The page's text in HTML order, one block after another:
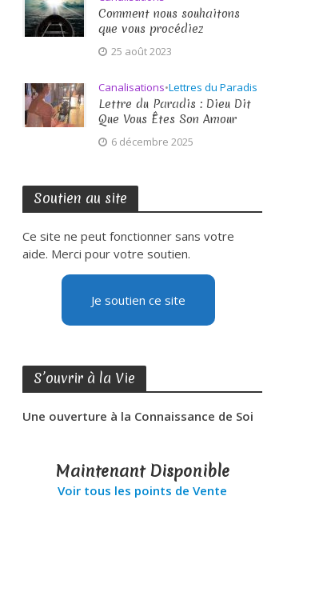
Comment nous souhaitons
que vous procédiez
25 août 2023
Canalisations•Lettres du Paradis
Lettre du Paradis : Dieu Dit
Que Vous Êtes Son Amour
6 décembre 2025
Soutien au site
Ce site ne peut fonctionner sans votre
aide. Merci pour votre soutien.
Je soutien ce site
S’ouvrir à la Vie
Une ouverture à la Connaissance de Soi
Maintenant Disponible
Voir tous les points de Vente